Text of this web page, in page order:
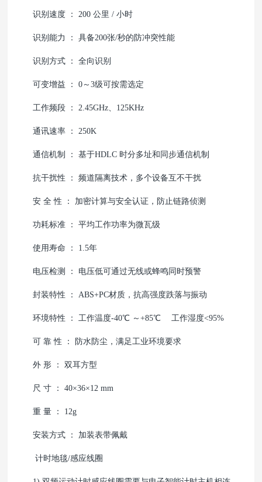
识别速度 ： 200 公里 / 小时
识别能力 ： 具备200张/秒的防冲突性能
识别方式 ： 全向识别
可变增益 ： 0～3级可按需选定
工作频段 ： 2.45GHz、125KHz
通讯速率 ： 250K
通信机制 ： 基于HDLC 时分多址和同步通信机制
抗干扰性 ： 频道隔离技术，多个设备互不干扰
安 全 性 ： 加密计算与安全认证，防止链路侦测
功耗标准 ： 平均工作功率为微瓦级
使用寿命 ： 1.5年
电压检测 ： 电压低可通过无线或蜂鸣同时预警
封装特性 ： ABS+PC材质，抗高强度跌落与振动
环境特性 ： 工作温度-40℃ ～+85℃ 工作湿度<95%
可 靠 性 ： 防水防尘，满足工业环境要求
外 形 ： 双耳方型
尺 寸 ： 40×36×12 mm
重 量 ： 12g
安装方式 ： 加装表带佩戴
计时地毯/感应线圈